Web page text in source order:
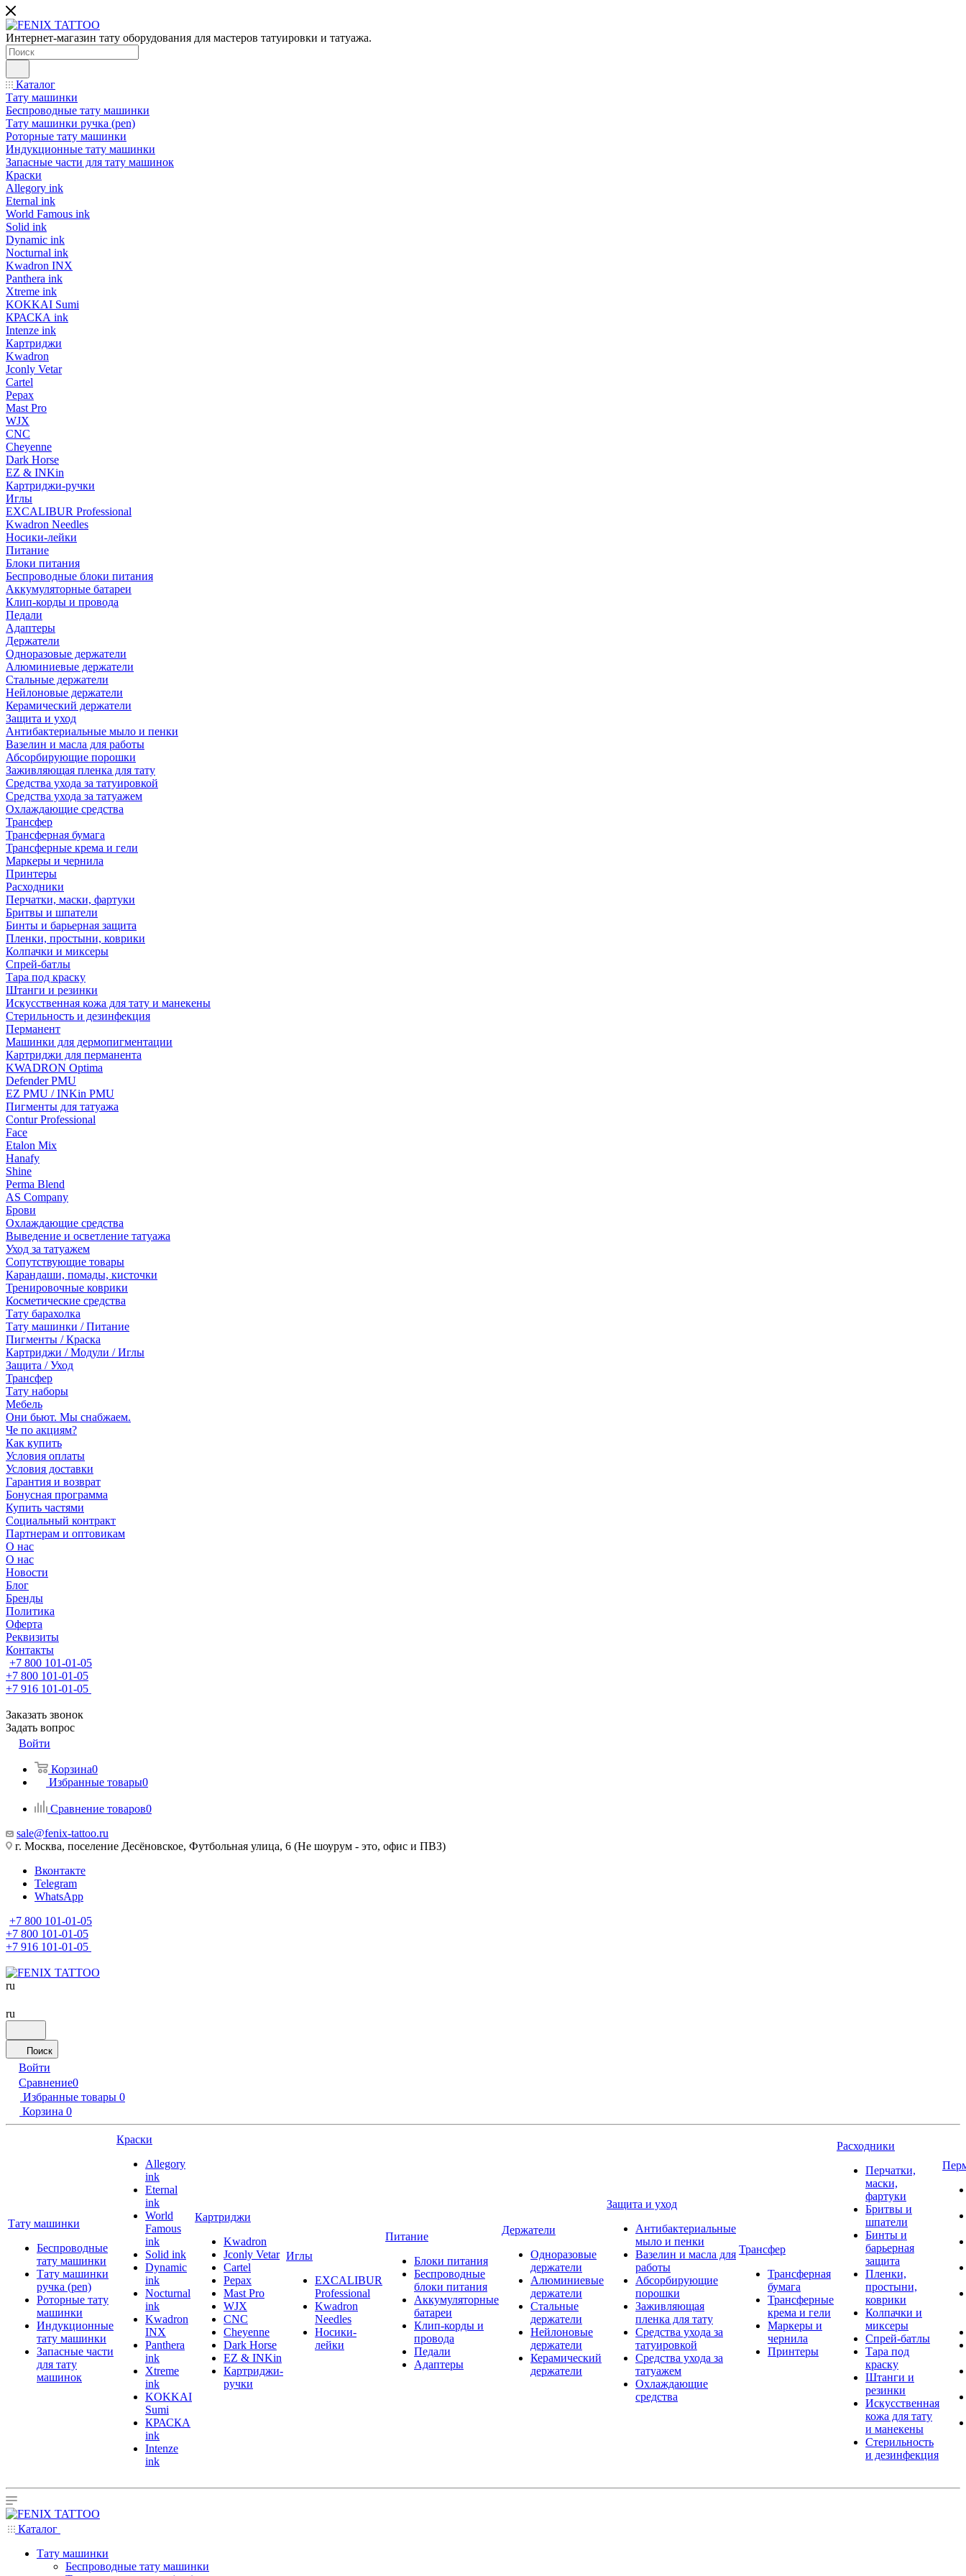
Интернет-магазин тату оборудования для мастеров татуировки и татуажа.
Каталог
Тату машинки
Беспроводные тату машинки
Тату машинки ручка (pen)
Роторные тату машинки
Индукционные тату машинки
Запасные части для тату машинок
Краски
Allegory ink
Eternal ink
World Famous ink
Solid ink
Dynamic ink
Nocturnal ink
Kwadron INX
Panthera ink
Xtreme ink
KOKKAI Sumi
КРАСКА ink
Intenze ink
Картриджи
Kwadron
Jconly Vetar
Cartel
Pepax
Mast Pro
WJX
CNC
Cheyenne
Dark Horse
EZ & INKin
Картриджи-ручки
Иглы
EXCALIBUR Professional
Kwadron Needles
Носики-лейки
Питание
Блоки питания
Беспроводные блоки питания
Аккумуляторные батареи
Клип-корды и провода
Педали
Адаптеры
Держатели
Одноразовые держатели
Алюминиевые держатели
Стальные держатели
Нейлоновые держатели
Керамический держатели
Защита и уход
Антибактериальные мыло и пенки
Вазелин и масла для работы
Абсорбирующие порошки
Заживляющая пленка для тату
Средства ухода за татуировкой
Средства ухода за татуажем
Охлаждающие средства
Трансфер
Трансферная бумага
Трансферные крема и гели
Маркеры и чернила
Принтеры
Расходники
Перчатки, маски, фартуки
Бритвы и шпатели
Бинты и барьерная защита
Пленки, простыни, коврики
Колпачки и миксеры
Спрей-батлы
Тара под краску
Штанги и резинки
Искусственная кожа для тату и манекены
Стерильность и дезинфекция
Перманент
Машинки для дермопигментации
Картриджи для перманента
KWADRON Optima
Defender PMU
EZ PMU / INKin PMU
Пигменты для татуажа
Contur Professional
Face
Etalon Mix
Hanafy
Shine
Perma Blend
AS Company
Брови
Охлаждающие средства
Выведение и осветление татуажа
Уход за татуажем
Сопутствующие товары
Карандаши, помады, кисточки
Тренировочные коврики
Косметические средства
Тату барахолка
Тату машинки / Питание
Пигменты / Краска
Картриджи / Модули / Иглы
Защита / Уход
Трансфер
Тату наборы
Мебель
Они бьют. Мы снабжаем.
Че по акциям?
Как купить
Условия оплаты
Условия доставки
Гарантия и возврат
Бонусная программа
Купить частями
Социальный контракт
Партнерам и оптовикам
О нас
О нас
Новости
Блог
Бренды
Политика
Оферта
Реквизиты
Контакты
+7 800 101-01-05
+7 800 101-01-05
+7 916 101-01-05
Заказать звонок
Задать вопрос
Войти
Корзина0
Избранные товары0
Сравнение товаров0
sale@fenix-tattoo.ru
г. Москва, поселение Десёновское, Футбольная улица, 6 (Не шоурум - это, офис и ПВЗ)
Вконтакте
Telegram
WhatsApp
+7 800 101-01-05
+7 800 101-01-05
+7 916 101-01-05
ru
ru
Поиск
Войти
Сравнение0
Избранные товары 0
Корзина 0
Тату машинки
Беспроводные
тату машинки
Тату машинки
ручка (pen)
Роторные тату
машинки
Индукционные
тату машинки
Запасные части
для тату
машинок
Краски
Allegory
ink
Eternal
ink
World
Famous
ink
Solid ink
Dynamic
ink
Nocturnal
ink
Kwadron
INX
Panthera
ink
Xtreme
ink
KOKKAI
Sumi
КРАСКА
ink
Intenze
ink
Картриджи
Kwadron
Jconly Vetar
Cartel
Pepax
Mast Pro
WJX
CNC
Cheyenne
Dark Horse
EZ & INKin
Картриджи-
ручки
Иглы
EXCALIBUR
Professional
Kwadron
Needles
Носики-
лейки
Питание
Блоки питания
Беспроводные
блоки питания
Аккумуляторные
батареи
Клип-корды и
провода
Педали
Адаптеры
Держатели
Одноразовые
держатели
Алюминиевые
держатели
Стальные
держатели
Нейлоновые
держатели
Керамический
держатели
Защита и уход
Антибактериальные
мыло и пенки
Вазелин и масла для
работы
Абсорбирующие
порошки
Заживляющая
пленка для тату
Средства ухода за
татуировкой
Средства ухода за
татуажем
Охлаждающие
средства
Трансфер
Трансферная
бумага
Трансферные
крема и гели
Маркеры и
чернила
Принтеры
Расходники
Перчатки,
маски,
фартуки
Бритвы и
шпатели
Бинты и
барьерная
защита
Пленки,
простыни,
коврики
Колпачки и
миксеры
Спрей-батлы
Тара под
краску
Штанги и
резинки
Искусственная
кожа для тату
и манекены
Стерильность
и дезинфекция
Каталог
Тату машинки
Беспроводные тату машинки